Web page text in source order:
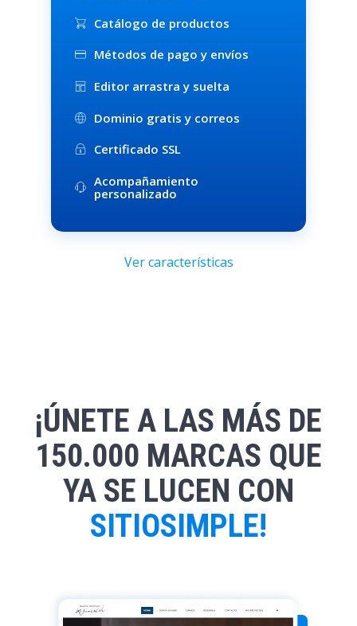
Catálogo de productos
Métodos de pago y envíos
Editor arrastra y suelta
Dominio gratis y correos
Certificado SSL
Acompañamiento
personalizado
Ver características
¡ÚNETE A LAS MÁS DE
150.000 MARCAS QUE
YA SE LUCEN CON
SITIOSIMPLE!